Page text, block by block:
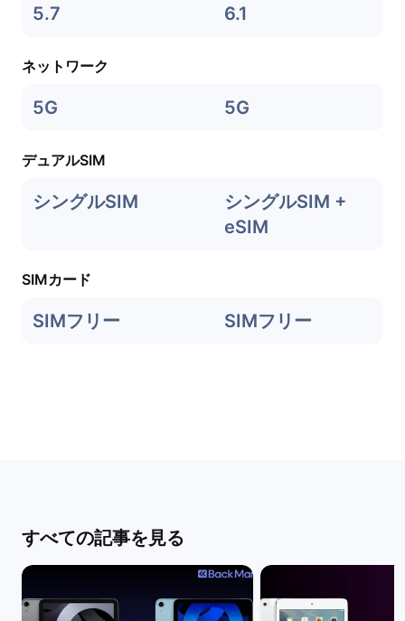
5.7 6.1
ネットワーク
5G 5G
デュアルSIM
シングルSIM
シングルSIM +
eSIM
SIMカード
SIMフリー SIMフリー
すべての記事を見る